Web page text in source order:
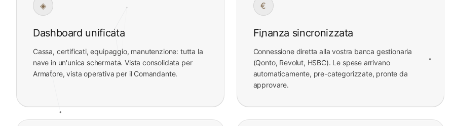
◈
Dashboard unificata
Cassa, certificati, equipaggio, manutenzione: tutta la
nave in un'unica schermata. Vista consolidata per
Armatore, vista operativa per il Comandante.
€
Finanza sincronizzata
Connessione diretta alla vostra banca gestionaria
(Qonto, Revolut, HSBC). Le spese arrivano
automaticamente, pre-categorizzate, pronte da
approvare.